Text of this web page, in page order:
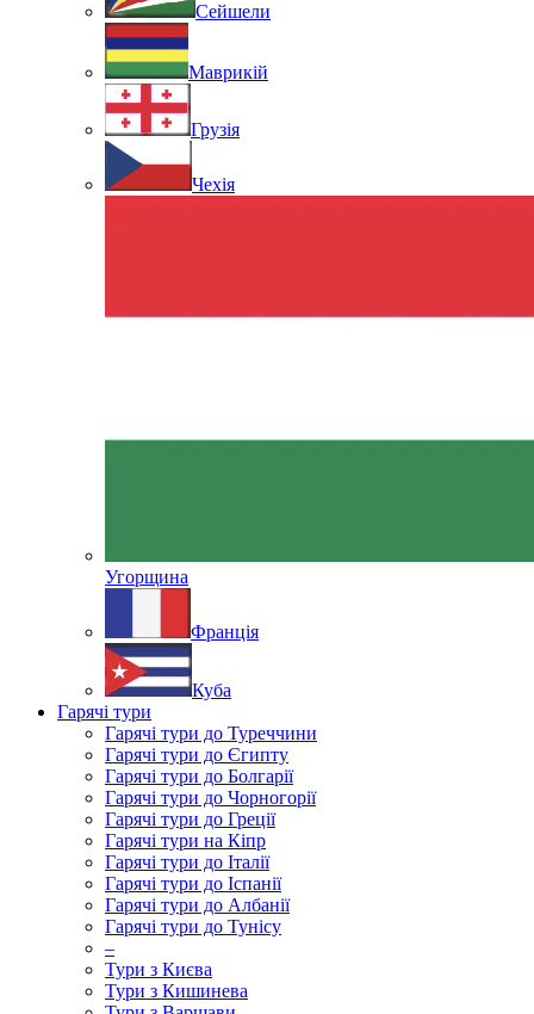
Сейшели
Маврикій
Грузія
Чехія
Угорщина
Франція
Куба
Гарячі тури
Гарячі тури до Туреччини
Гарячі тури до Єгипту
Гарячі тури до Болгарії
Гарячі тури до Чорногорії
Гарячі тури до Греції
Гарячі тури на Кіпр
Гарячі тури до Італії
Гарячі тури до Іспанії
Гарячі тури до Албанії
Гарячі тури до Тунісу
–
Тури з Києва
Тури з Кишинева